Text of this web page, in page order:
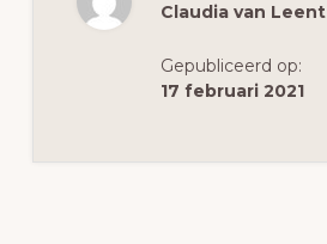
Claudia van Leent
Gepubliceerd op:
17 februari 2021